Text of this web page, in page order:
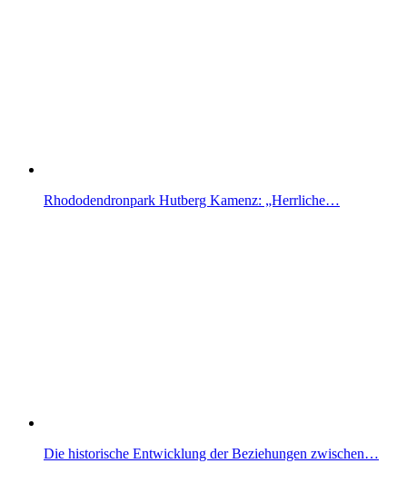
Rhododendronpark Hutberg Kamenz: „Herrliche…
Die historische Entwicklung der Beziehungen zwischen…